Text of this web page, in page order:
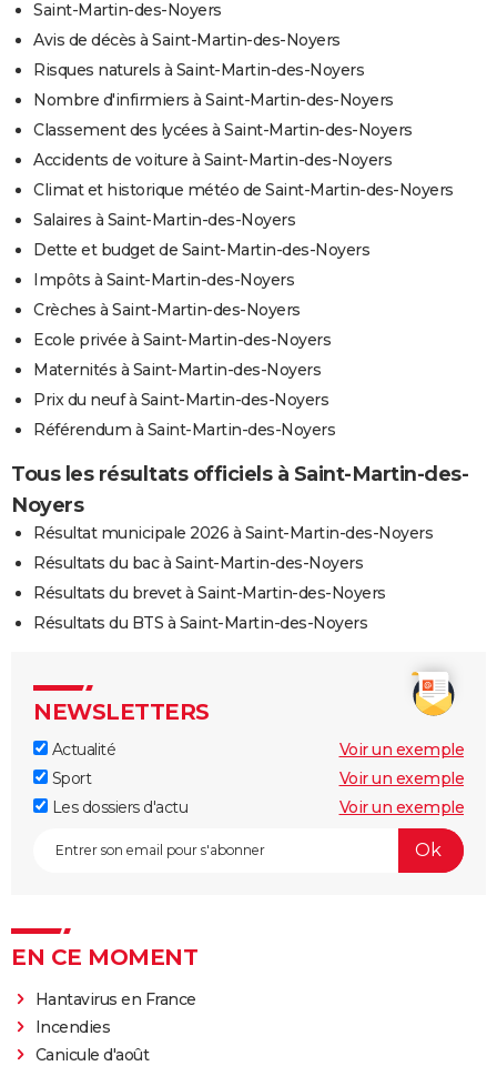
Saint-Martin-des-Noyers
Avis de décès à Saint-Martin-des-Noyers
Risques naturels à Saint-Martin-des-Noyers
Nombre d'infirmiers à Saint-Martin-des-Noyers
Classement des lycées à Saint-Martin-des-Noyers
Accidents de voiture à Saint-Martin-des-Noyers
Climat et historique météo de Saint-Martin-des-Noyers
Salaires à Saint-Martin-des-Noyers
Dette et budget de Saint-Martin-des-Noyers
Impôts à Saint-Martin-des-Noyers
Crèches à Saint-Martin-des-Noyers
Ecole privée à Saint-Martin-des-Noyers
Maternités à Saint-Martin-des-Noyers
Prix du neuf à Saint-Martin-des-Noyers
Référendum à Saint-Martin-des-Noyers
Tous les résultats officiels à Saint-Martin-des-
Noyers
Résultat municipale 2026 à Saint-Martin-des-Noyers
Résultats du bac à Saint-Martin-des-Noyers
Résultats du brevet à Saint-Martin-des-Noyers
Résultats du BTS à Saint-Martin-des-Noyers
NEWSLETTERS
Actualité
Voir un exemple
Sport
Voir un exemple
Les dossiers d'actu
Voir un exemple
EN CE MOMENT
Hantavirus en France
Incendies
Canicule d'août